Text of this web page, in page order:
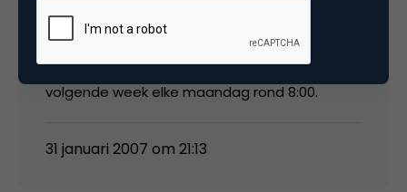
Donderdagochtend (morgen) om 8:00 alvast
de eerste om een beetje te wennen, vanaf
volgende week elke maandag rond 8:00.
31 januari 2007 om 21:13